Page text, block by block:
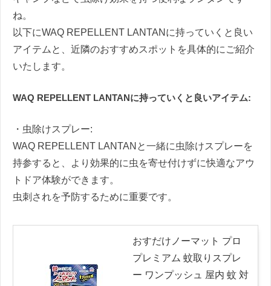
ね。
以下にWAQ REPELLENT LANTANに持っていくと良い
アイテムと、近隣のおすすめスポットを具体的にご紹介
いたします。
WAQ REPELLENT LANTANに持っていくと良いアイテム:
・虫除けスプレー:
WAQ REPELLENT LANTANと一緒に虫除けスプレーを
持参すると、より効果的に虫を寄せ付けずに快適なアウ
トドア体験ができます。
虫刺されを予防するために重要です。
おすだけノーマット プロ
プレミアム 蚊取りスプレ
ー ワンプッシュ 屋内 蚊 対